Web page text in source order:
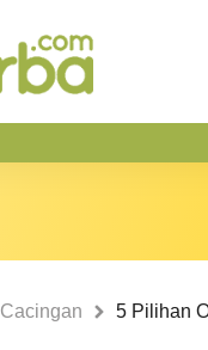
Cacingan